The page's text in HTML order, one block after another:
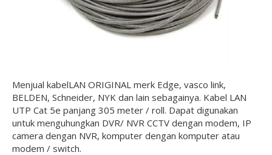
Menjual kabelLAN ORIGINAL merk Edge, vasco link,
BELDEN, Schneider, NYK dan lain sebagainya. Kabel LAN
UTP Cat 5e panjang 305 meter / roll. Dapat digunakan
untuk menguhungkan DVR/ NVR CCTV dengan modem, IP
camera dengan NVR, komputer dengan komputer atau
modem / switch.